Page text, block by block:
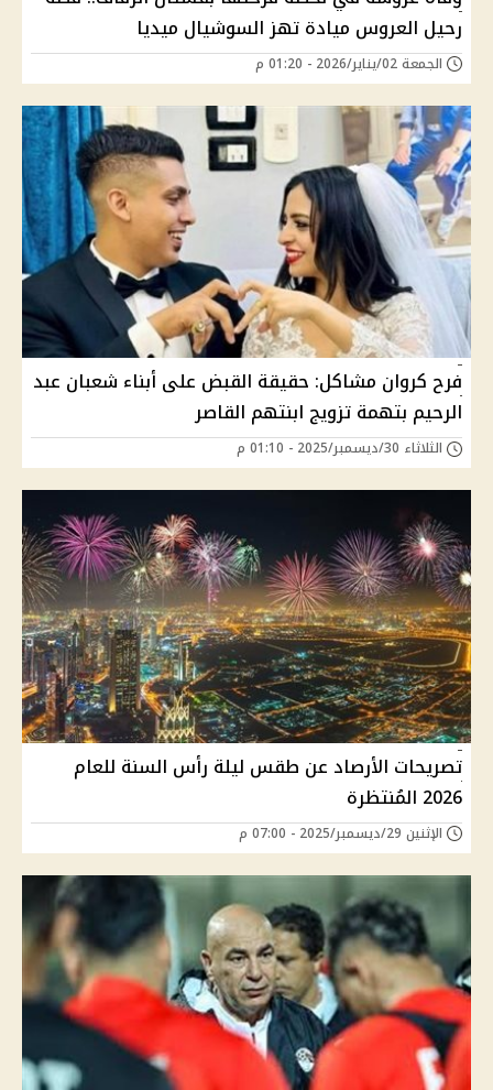
رحيل العروس ميادة تهز السوشيال ميديا
الجمعة 02/يناير/2026 - 01:20 م
فرح كروان مشاكل: حقيقة القبض على أبناء شعبان عبد
الرحيم بتهمة تزويج ابنتهم القاصر
الثلاثاء 30/ديسمبر/2025 - 01:10 م
تصريحات الأرصاد عن طقس ليلة رأس السنة للعام
2026 المُنتظرة
الإثنين 29/ديسمبر/2025 - 07:00 م